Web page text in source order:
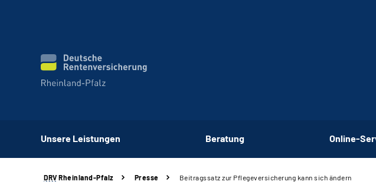
Unsere Leistungen Beratung Online-
DRV Rheinland-Pfalz Presse Beitragssatz zur Pflegeversicherung kann sich ändern